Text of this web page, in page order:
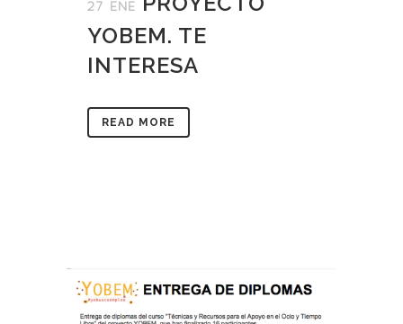
27 ENE
YOBEM. TE
INTERESA
READ MORE